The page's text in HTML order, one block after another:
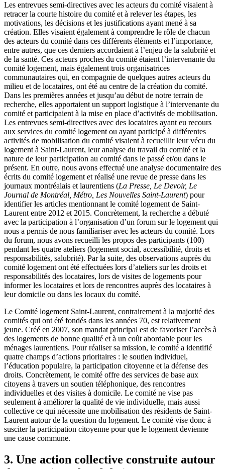
Les entrevues semi-directives avec les acteurs du comité visaient à
retracer la courte histoire du comité et à relever les étapes, les
motivations, les décisions et les justifications ayant mené à sa
création. Elles visaient également à comprendre le rôle de chacun
des acteurs du comité dans ces différents éléments et l’importance,
entre autres, que ces derniers accordaient à l’enjeu de la salubrité et
de la santé. Ces acteurs proches du comité étaient l’intervenante du
comité logement, mais également trois organisatrices
communautaires qui, en compagnie de quelques autres acteurs du
milieu et de locataires, ont été au centre de la création du comité.
Dans les premières années et jusqu’au début de notre terrain de
recherche, elles apportaient un support logistique à l’intervenante du
comité et participaient à la mise en place d’activités de mobilisation.
Les entrevues semi-directives avec des locataires ayant eu recours
aux services du comité logement ou ayant participé à différentes
activités de mobilisation du comité visaient à recueillir leur vécu du
logement à Saint-Laurent, leur analyse du travail du comité et la
nature de leur participation au comité dans le passé et/ou dans le
présent. En outre, nous avons effectué une analyse documentaire des
écrits du comité logement et réalisé une revue de presse dans les
journaux montréalais et laurentiens (La Presse, Le Devoir, Le
Journal de Montréal, Métro, Les Nouvelles Saint-Laurent) pour
identifier les articles mentionnant le comité logement de Saint-
Laurent entre 2012 et 2015. Concrètement, la recherche a débuté
avec la participation à l’organisation d’un forum sur le logement qui
nous a permis de nous familiariser avec les acteurs du comité. Lors
du forum, nous avons recueilli les propos des participants (100)
pendant les quatre ateliers (logement social, accessibilité, droits et
responsabilités, salubrité). Par la suite, des observations auprès du
comité logement ont été effectuées lors d’ateliers sur les droits et
responsabilités des locataires, lors de visites de logements pour
informer les locataires et lors de rencontres auprès des locataires à
leur domicile ou dans les locaux du comité.
Le Comité logement Saint-Laurent, contrairement à la majorité des
comités qui ont été fondés dans les années 70, est relativement
jeune. Créé en 2007, son mandat principal est de favoriser l’accès à
des logements de bonne qualité et à un coût abordable pour les
ménages laurentiens. Pour réaliser sa mission, le comité a identifié
quatre champs d’actions prioritaires : le soutien individuel,
l’éducation populaire, la participation citoyenne et la défense des
droits. Concrètement, le comité offre des services de base aux
citoyens à travers un soutien téléphonique, des rencontres
individuelles et des visites à domicile. Le comité ne vise pas
seulement à améliorer la qualité de vie individuelle, mais aussi
collective ce qui nécessite une mobilisation des résidents de Saint-
Laurent autour de la question du logement. Le comité vise donc à
susciter la participation citoyenne pour que le logement devienne
une cause commune.
3. Une action collective construite autour